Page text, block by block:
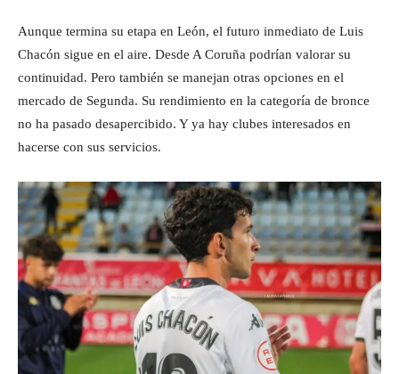
Aunque termina su etapa en León, el futuro inmediato de Luis
Chacón sigue en el aire. Desde A Coruña podrían valorar su
continuidad. Pero también se manejan otras opciones en el
mercado de Segunda. Su rendimiento en la categoría de bronce
no ha pasado desapercibido. Y ya hay clubes interesados en
hacerse con sus servicios.